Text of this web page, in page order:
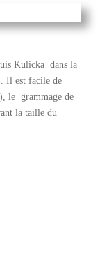
Kulicka dans la
Il est facile de
le grammage de
la taille du